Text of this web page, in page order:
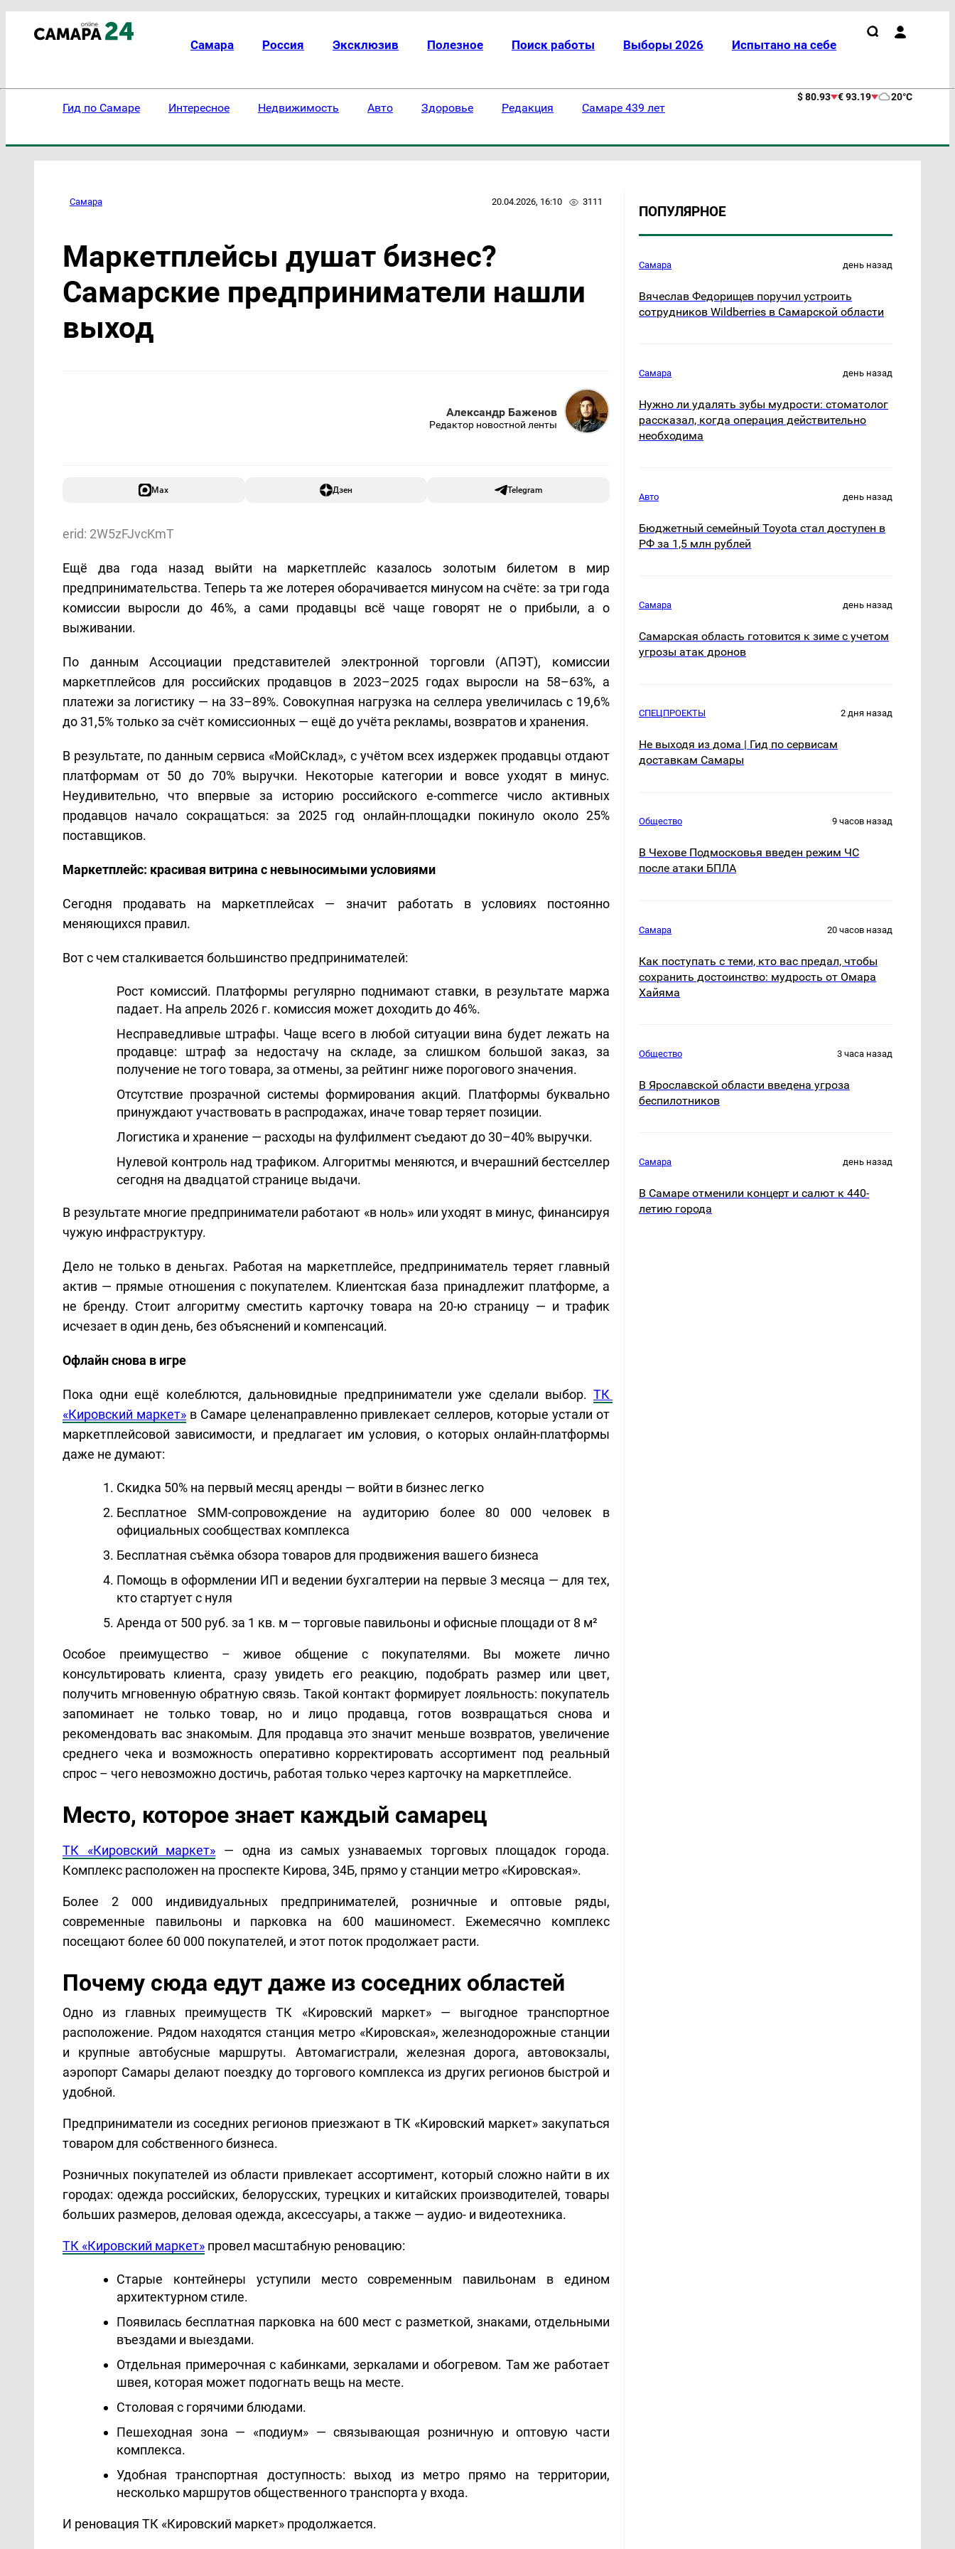
Самара Россия Эксклюзив Полезное Поиск работы Выборы 2026 Испытано на себе
Гид по Самаре Интересное Недвижимость Авто Здоровье Редакция Самаре 439 лет
$ 80.93 € 93.19 20°C
Самара 20.04.2026, 16:10 3111
Маркетплейсы душат бизнес?
Самарские предприниматели нашли
выход
Александр Баженов
Редактор новостной ленты
Max Дзен Telegram
erid: 2W5zFJvcKmT
Ещё два года назад выйти на маркетплейс казалось золотым билетом в мир
предпринимательства. Теперь та же лотерея оборачивается минусом на счёте: за три года
комиссии выросли до 46%, а сами продавцы всё чаще говорят не о прибыли, а о
выживании.
По данным Ассоциации представителей электронной торговли (АПЭТ), комиссии
маркетплейсов для российских продавцов в 2023–2025 годах выросли на 58–63%, а
платежи за логистику — на 33–89%. Совокупная нагрузка на селлера увеличилась с 19,6%
до 31,5% только за счёт комиссионных — ещё до учёта рекламы, возвратов и хранения.
В результате, по данным сервиса «МойСклад», с учётом всех издержек продавцы отдают
платформам от 50 до 70% выручки. Некоторые категории и вовсе уходят в минус.
Неудивительно, что впервые за историю российского e-commerce число активных
продавцов начало сокращаться: за 2025 год онлайн-площадки покинуло около 25%
поставщиков.
Маркетплейс: красивая витрина с невыносимыми условиями
Сегодня продавать на маркетплейсах — значит работать в условиях постоянно
меняющихся правил.
Вот с чем сталкивается большинство предпринимателей:
Рост комиссий. Платформы регулярно поднимают ставки, в результате маржа
падает. На апрель 2026 г. комиссия может доходить до 46%.
Несправедливые штрафы. Чаще всего в любой ситуации вина будет лежать на
продавце: штраф за недостачу на складе, за слишком большой заказ, за
получение не того товара, за отмены, за рейтинг ниже порогового значения.
Отсутствие прозрачной системы формирования акций. Платформы буквально
принуждают участвовать в распродажах, иначе товар теряет позиции.
Логистика и хранение — расходы на фулфилмент съедают до 30–40% выручки.
Нулевой контроль над трафиком. Алгоритмы меняются, и вчерашний бестселлер
сегодня на двадцатой странице выдачи.
В результате многие предприниматели работают «в ноль» или уходят в минус, финансируя
чужую инфраструктуру.
Дело не только в деньгах. Работая на маркетплейсе, предприниматель теряет главный
актив — прямые отношения с покупателем. Клиентская база принадлежит платформе, а
не бренду. Стоит алгоритму сместить карточку товара на 20-ю страницу — и трафик
исчезает в один день, без объяснений и компенсаций.
Офлайн снова в игре
Пока одни ещё колеблются, дальновидные предприниматели уже сделали выбор. ТК
«Кировский маркет» в Самаре целенаправленно привлекает селлеров, которые устали от
маркетплейсовой зависимости, и предлагает им условия, о которых онлайн-платформы
даже не думают:
Скидка 50% на первый месяц аренды — войти в бизнес легко
Бесплатное SMM-сопровождение на аудиторию более 80 000 человек в
официальных сообществах комплекса
Бесплатная съёмка обзора товаров для продвижения вашего бизнеса
Помощь в оформлении ИП и ведении бухгалтерии на первые 3 месяца — для тех,
кто стартует с нуля
Аренда от 500 руб. за 1 кв. м — торговые павильоны и офисные площади от 8 м²
Особое преимущество – живое общение с покупателями. Вы можете лично
консультировать клиента, сразу увидеть его реакцию, подобрать размер или цвет,
получить мгновенную обратную связь. Такой контакт формирует лояльность: покупатель
запоминает не только товар, но и лицо продавца, готов возвращаться снова и
рекомендовать вас знакомым. Для продавца это значит меньше возвратов, увеличение
среднего чека и возможность оперативно корректировать ассортимент под реальный
спрос – чего невозможно достичь, работая только через карточку на маркетплейсе.
Место, которое знает каждый самарец
ТК «Кировский маркет» — одна из самых узнаваемых торговых площадок города.
Комплекс расположен на проспекте Кирова, 34Б, прямо у станции метро «Кировская».
Более 2 000 индивидуальных предпринимателей, розничные и оптовые ряды,
современные павильоны и парковка на 600 машиномест. Ежемесячно комплекс
посещают более 60 000 покупателей, и этот поток продолжает расти.
Почему сюда едут даже из соседних областей
Одно из главных преимуществ ТК «Кировский маркет» — выгодное транспортное
расположение. Рядом находятся станция метро «Кировская», железнодорожные станции
и крупные автобусные маршруты. Автомагистрали, железная дорога, автовокзалы,
аэропорт Самары делают поездку до торгового комплекса из других регионов быстрой и
удобной.
Предприниматели из соседних регионов приезжают в ТК «Кировский маркет» закупаться
товаром для собственного бизнеса.
Розничных покупателей из области привлекает ассортимент, который сложно найти в их
городах: одежда российских, белорусских, турецких и китайских производителей, товары
больших размеров, деловая одежда, аксессуары, а также — аудио- и видеотехника.
ТК «Кировский маркет» провел масштабную реновацию:
Старые контейнеры уступили место современным павильонам в едином
архитектурном стиле.
Появилась бесплатная парковка на 600 мест с разметкой, знаками, отдельными
въездами и выездами.
Отдельная примерочная с кабинками, зеркалами и обогревом. Там же работает
швея, которая может подогнать вещь на месте.
Столовая с горячими блюдами.
Пешеходная зона — «подиум» — связывающая розничную и оптовую части
комплекса.
Удобная транспортная доступность: выход из метро прямо на территории,
несколько маршрутов общественного транспорта у входа.
И реновация ТК «Кировский маркет» продолжается.
ПОПУЛЯРНОЕ
Самара день назад
Вячеслав Федорищев поручил устроить
сотрудников Wildberries в Самарской области
Самара день назад
Нужно ли удалять зубы мудрости: стоматолог
рассказал, когда операция действительно
необходима
Авто день назад
Бюджетный семейный Toyota стал доступен в
РФ за 1,5 млн рублей
Самара день назад
Самарская область готовится к зиме с учетом
угрозы атак дронов
СПЕЦПРОЕКТЫ 2 дня назад
Не выходя из дома | Гид по сервисам
доставкам Самары
Общество 9 часов назад
В Чехове Подмосковья введен режим ЧС
после атаки БПЛА
Самара 20 часов назад
Как поступать с теми, кто вас предал, чтобы
сохранить достоинство: мудрость от Омара
Хайяма
Общество 3 часа назад
В Ярославской области введена угроза
беспилотников
Самара день назад
В Самаре отменили концерт и салют к 440-
летию города